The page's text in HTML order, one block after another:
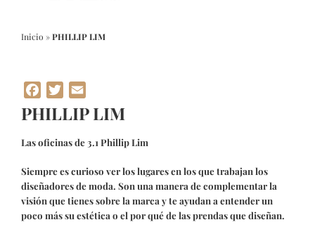
Inicio »PHILLIP LIM
Facebook
Twitter
PHILLIP LIM
Las oficinas de 3.1 Phillip Lim
Siempre es curioso ver los lugares en los que trabajan los
diseñadores de moda. Son una manera de complementar la
visión que tienes sobre la marca y te ayudan a entender un
poco más su estética o el por qué de las prendas que diseñan.